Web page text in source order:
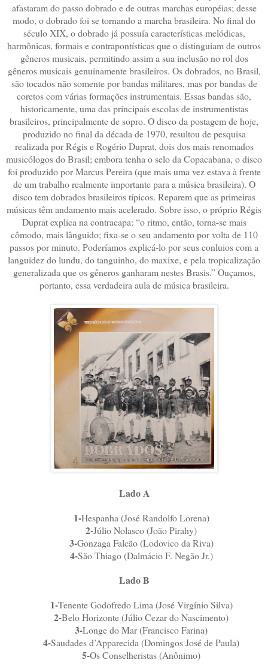
afastaram do passo dobrado e de outras marchas européias; desse
modo, o dobrado foi se tornando a marcha brasileira. No final do
século XIX, o dobrado já possuía características melódicas,
harmônicas, formais e contrapontísticas que o distinguiam de outros
gêneros musicais, permitindo assim a sua inclusão no rol dos
gêneros musicais genuinamente brasileiros. Os dobrados, no Brasil,
são tocados não somente por bandas militares, mas por bandas de
coretos com várias formações instrumentais. Essas bandas são,
historicamente, uma das principais escolas de instrumentistas
brasileiros, principalmente de sopro. O disco da postagem de hoje,
produzido no final da década de 1970, resultou de pesquisa
realizada por Régis e Rogério Duprat, dois dos mais renomados
musicólogos do Brasil; embora tenha o selo da Copacabana, o disco
foi produzido por Marcus Pereira (que mais uma vez estava à frente
de um trabalho realmente importante para a música brasileira). O
disco tem dobrados brasileiros típicos. Reparem que as primeiras
músicas têm andamento mais acelerado. Sobre isso, o próprio Régis
Duprat explica na contracapa: “o ritmo, então, torna-se mais
cômodo, mais lânguido; fixa-se o seu andamento por volta de 110
passos por minuto. Poderíamos explicá-lo por seus conluios com a
languidez do lundu, do tanguinho, do maxixe, e pela tropicalização
generalizada que os gêneros ganharam nestes Brasis.” Ouçamos,
portanto, essa verdadeira aula de música brasileira.
Lado A
1-Hespanha (José Randolfo Lorena)
2-Júlio Nolasco (João Pirahy)
3-Gonzaga Falcão (Lodovico da Riva)
4-São Thiago (Dalmácio F. Negão Jr.)
Lado B
1-Tenente Godofredo Lima (José Virgínio Silva)
2-Belo Horizonte (Júlio Cezar do Nascimento)
3-Longe do Mar (Francisco Farina)
4-Saudades d’Apparecida (Domingos José de Paula)
5-Os Conselheristas (Anônimo)